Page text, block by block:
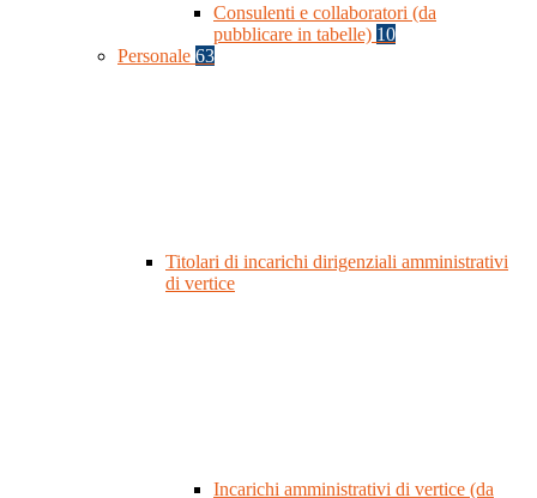
Consulenti e collaboratori (da
pubblicare in tabelle) 10
Personale 63
Titolari di incarichi dirigenziali amministrativi
di vertice
Incarichi amministrativi di vertice (da